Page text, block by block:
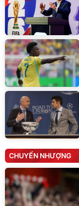
CHUYỂN NHƯỢNG